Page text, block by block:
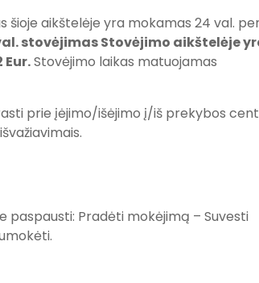
aikštelėje yra mokamas 24 val.
stovėjimas Stovėjimo aikštelėje
Stovėjimo laikas matuojamas
prie įėjimo/išėjimo į/iš prekybos
Pradėti mokėjimą – Suvesti